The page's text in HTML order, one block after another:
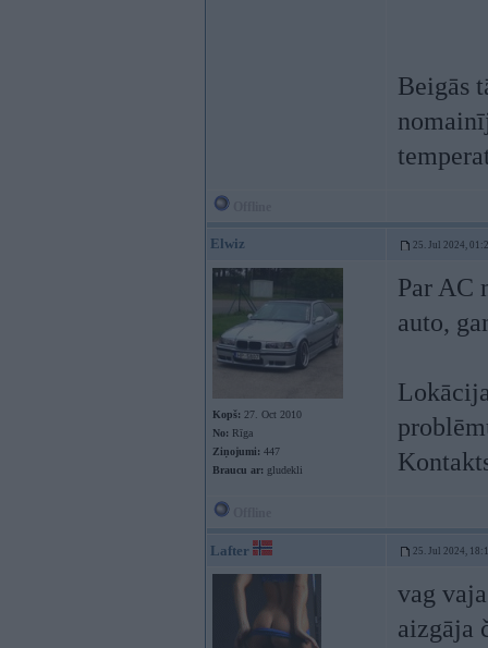
Beigās
Elwiz 25. Jul 2024,
Kopš: 27. Oct 2010
No: Rīga
Ziņojumi: 447
Braucu ar: gludekli
Par AC
auto,
Lafter 25. Jul 2024,
vag
aizgāja